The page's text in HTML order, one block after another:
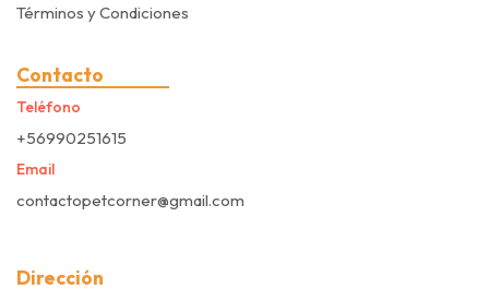
Términos y Condiciones
Contacto
Teléfono
+56990251615
Email
contactopetcorner@gmail.com
Dirección